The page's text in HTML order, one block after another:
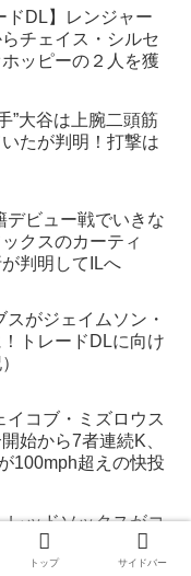
ドDL】レンジャー
チェイス・シルセ
ッピーの２人を獲
”大谷は上腕二頭筋
たが判明！打撃は
デビュー戦でいきな
クスのカーティ
判明してILへ
スがジェイムソン・
トレードDLに向け
イコブ・ミズロウス
始から7者連続K、
100mph超えの快投
レッドソックスがコ
をナッツにトレー
ティス・ミードを獲
トップ サイドバー